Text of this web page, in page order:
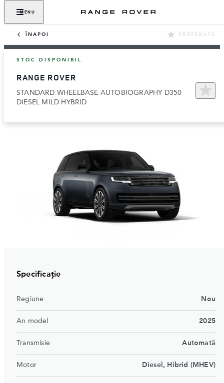
MENU
ÎNAPOI ‎PREFERATE
STOC DISPONIBIL
RANGE ROVER
STANDARD WHEELBASE AUTOBIOGRAPHY D350
DIESEL MILD HYBRID
Specificație
Regiune Nou
An model 2025
Transmisie Automată
Motor Diesel, Hibrid (MHEV)